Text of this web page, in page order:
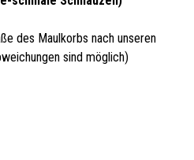
des Maulkorbs nach unseren
sind möglich)